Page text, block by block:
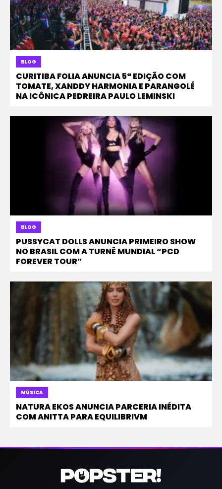
BLOG
CURITIBA FOLIA ANUNCIA 5ª EDIÇÃO COM
TOMATE, XANDDY HARMONIA E PARANGOLÉ
NA ICÔNICA PEDREIRA PAULO LEMINSKI
BLOG
PUSSYCAT DOLLS ANUNCIA PRIMEIRO SHOW
NO BRASIL COM A TURNÊ MUNDIAL “PCD
FOREVER TOUR”
MÚSICA
NATURA EKOS ANUNCIA PARCERIA INÉDITA
COM ANITTA PARA EQUILIBRIVM